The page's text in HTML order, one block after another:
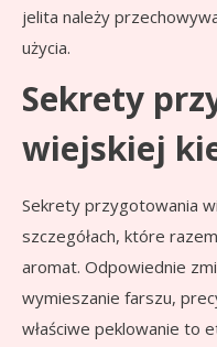
jelita należy
użycia.
Sekrety
wiejskiej
Sekrety przygotowania
szczegółach, które
aromat. Odpowiednie
wymieszanie farszu,
właściwe peklowanie to